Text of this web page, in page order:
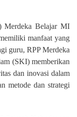
Merdeka Belajar MI
manfaat yang
guru, RPP Merdeka
(SKI) memberikan
dan inovasi dalam
metode dan strategi